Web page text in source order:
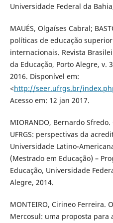
Universidade Federal da
MAUÉS, Olgaíses Cabral;
políticas de educação
internacionais. Revista
da Educação, Porto Alegre, v.
2016. Disponível em:
<http://seer.ufrgs.br/
Acesso em: 12 jan 2017.
MIORANDO, Bernardo Sfredo.
UFRGS: perspectivas da
Universidade Latino-
(Mestrado em Educação) –
Educação, Universidade
Alegre, 2014.
MONTEIRO, Cirineo Ferreira.
Mercosul: uma proposta para